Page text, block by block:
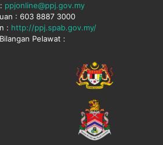
ppjonline@ppj.gov.my
: 603 8887 3000
: http://ppj.spab.gov.my/
Bilangan Pelawat :